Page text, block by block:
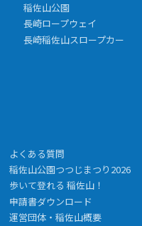
稲佐山公園
長崎ロープウェイ
長崎稲佐山スロープカー
よくある質問
稲佐山公園つつじまつり2026
歩いて登れる 稲佐山！
申請書ダウンロード
運営団体・稲佐山概要